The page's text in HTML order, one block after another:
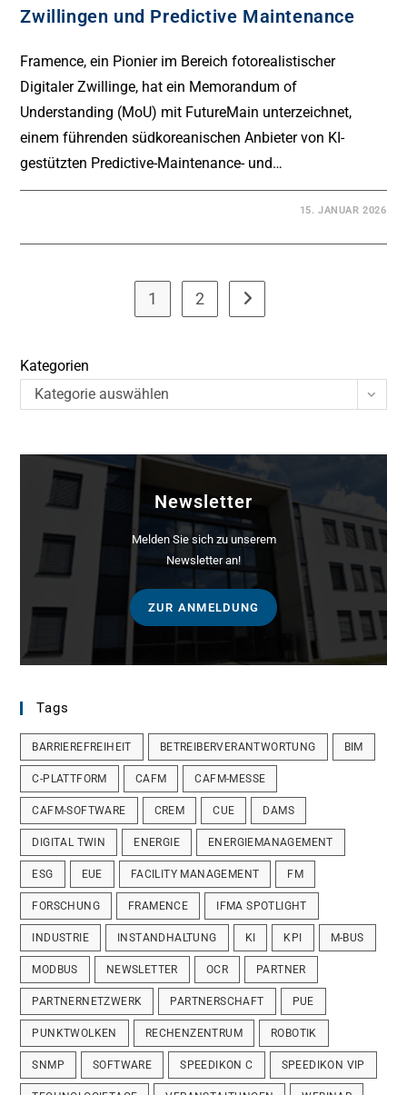
Zwillingen und Predictive Maintenance
Framence, ein Pionier im Bereich fotorealistischer
Digitaler Zwillinge, hat ein Memorandum of
Understanding (MoU) mit FutureMain unterzeichnet,
einem führenden südkoreanischen Anbieter von KI-
gestützten Predictive-Maintenance- und…
15. JANUAR 2026
1 2 Go to the next page
Kategorien
Kategorie auswählen
Newsletter
Melden Sie sich zu unserem
Newsletter an!
ZUR ANMELDUNG
Tags
BARRIEREFREIHEIT BETREIBERVERANTWORTUNG BIM
C-PLATTFORM CAFM CAFM-MESSE
CAFM-SOFTWARE CREM CUE DAMS
DIGITAL TWIN ENERGIE ENERGIEMANAGEMENT
ESG EUE FACILITY MANAGEMENT FM
FORSCHUNG FRAMENCE IFMA SPOTLIGHT
INDUSTRIE INSTANDHALTUNG KI KPI M-BUS
MODBUS NEWSLETTER OCR PARTNER
PARTNERNETZWERK PARTNERSCHAFT PUE
PUNKTWOLKEN RECHENZENTRUM ROBOTIK
SNMP SOFTWARE SPEEDIKON C SPEEDIKON VIP